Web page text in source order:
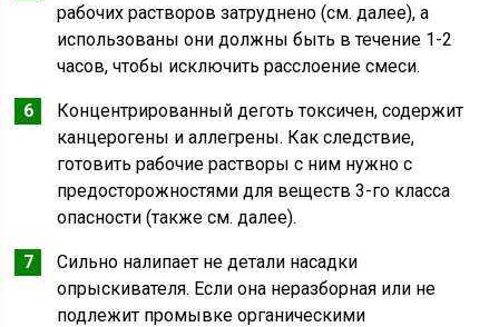
рабочих растворов затруднено (см. далее), а
использованы они должны быть в течение 1-2
часов, чтобы исключить расслоение смеси.
Концентрированный деготь токсичен, содержит
канцерогены и аллегрены. Как следствие,
готовить рабочие растворы с ним нужно с
предосторожностями для веществ 3-го класса
опасности (также см. далее).
Сильно налипает не детали насадки
опрыскивателя. Если она неразборная или не
подлежит промывке органическими